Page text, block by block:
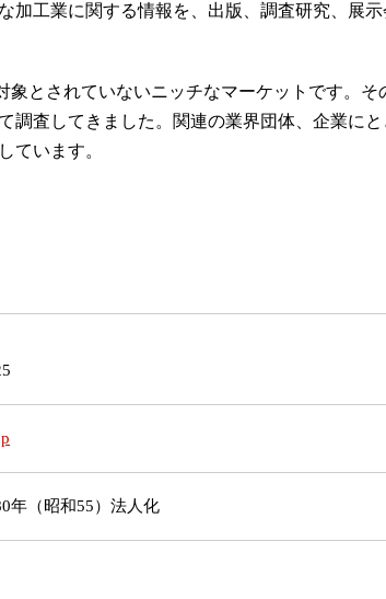
加工業に関する情報を、出版、調査研究、展
とされていないニッチなマーケットです。
調査してきました。関連の業界団体、企業に
ています。
年（昭和55）法人化